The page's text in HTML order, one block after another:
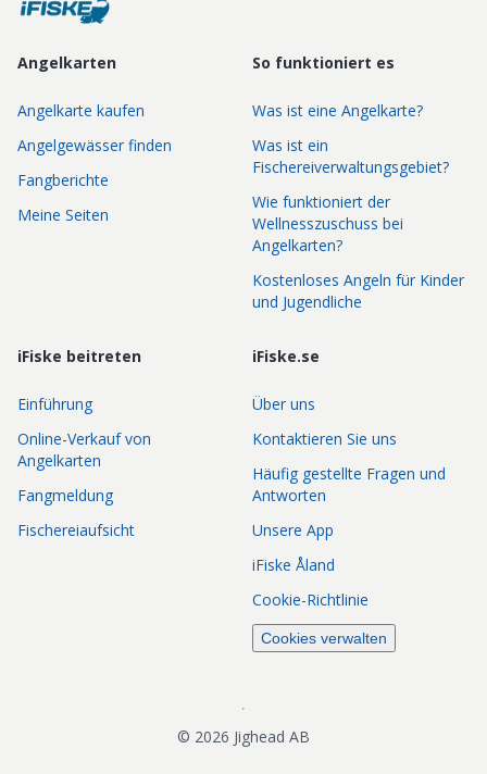
Angelkarten
Angelkarte kaufen
Angelgewässer finden
Fangberichte
Meine Seiten
So funktioniert es
Was ist eine Angelkarte?
Was ist ein
Fischereiverwaltungsgebiet?
Wie funktioniert der
Wellnesszuschuss bei
Angelkarten?
Kostenloses Angeln für Kinder
und Jugendliche
iFiske beitreten
Einführung
Online-Verkauf von
Angelkarten
Fangmeldung
Fischereiaufsicht
iFiske.se
Über uns
Kontaktieren Sie uns
Häufig gestellte Fragen und
Antworten
Unsere App
iFiske Åland
Cookie-Richtlinie
Cookies verwalten
© 2026 Jighead AB